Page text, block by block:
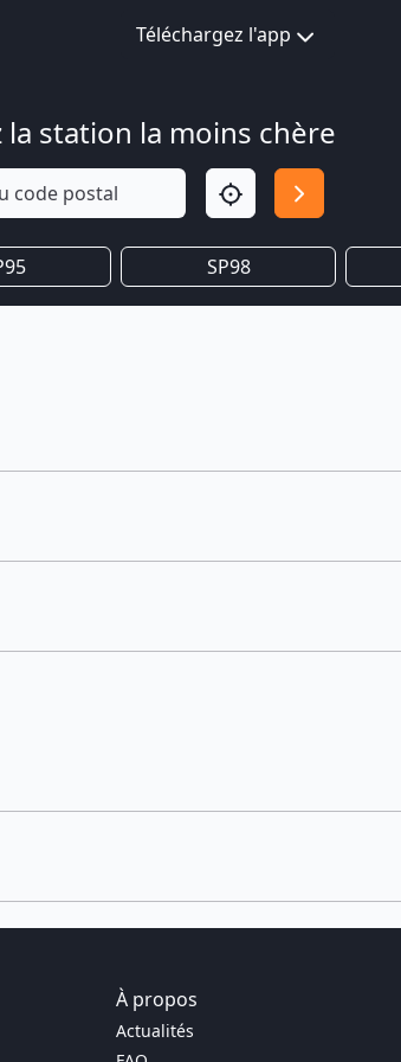
Téléchargez l'app
la station la moins chère
SP98
À propos
Actualités